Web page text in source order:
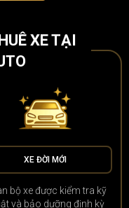
XE TẠI
XE ĐỜI MỚI
bộ xe được kiểm tra kỹ
và bảo dưỡng định kỳ